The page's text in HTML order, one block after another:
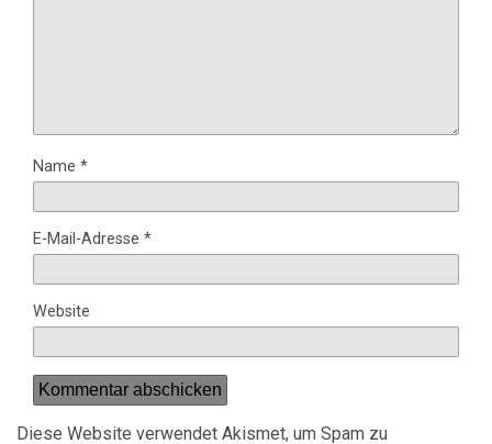
Name *
E-Mail-Adresse *
Website
Diese Website verwendet Akismet, um Spam zu